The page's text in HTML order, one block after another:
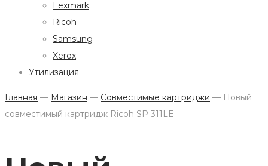
Lexmark
Ricoh
Samsung
Xerox
Утилизация
Главная — Магазин — Совместимые картриджи — Новый
совместимый картридж Ricoh SP 311LE